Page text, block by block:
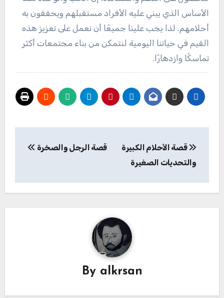
الأساس الذي يبني عليه الأفراد مستقبلهم ويحققون به
أحلامهم. لذا يجب علينا جميعًا أن نعمل على تعزيز هذه
القيم في حياتنا اليومية لنتمكن من بناء مجتمعات أكثر
تماسكًا وازدهارًا.
المقالات
قصة الأحلام الكبيرة
والتحديات الصغيرة
قصة الرجل والصخرة
By alkrsan